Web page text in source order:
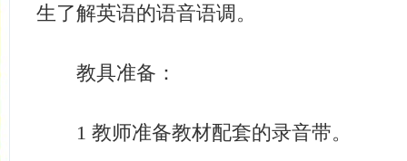
生了解英语的语音语调。
教具准备：
1 教师准备教材配套的录音带。